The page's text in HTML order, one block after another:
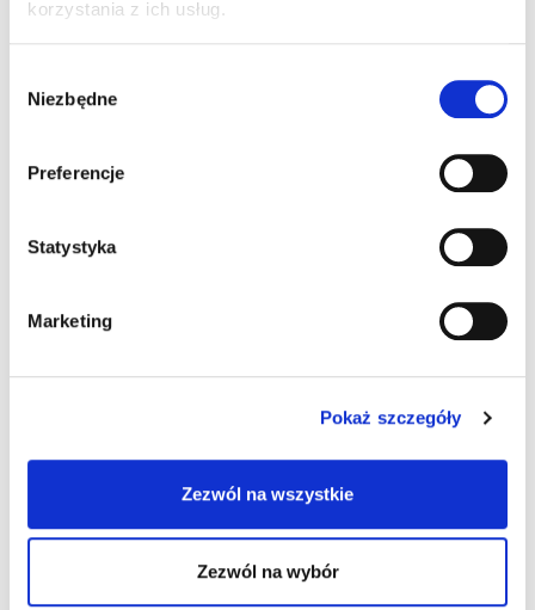
korzystania z ich usług.
zgody
Niezbędne
Preferencje
Statystyka
Marketing
Pokaż szczegóły
Zezwól na wszystkie
Zezwól na wybór
gospodarstwie domowym. Wykorzystuje się go
domowym. Kwasek cytrynowy w kuchni stosuje
zakwaszania potraw, jednak produkt ten ma
cytrynowego możemy również użyć, jeśli chcemy
środkiem odkamieniającym. Kwasek cytrynowy
ponieważ służy jako regulator kwasowości do
potraw. Jego postaci bezwonnej bardzo często
czyszczących, ponieważ ma działanie m.in.
wybielające. Można go użyć do wybielania czy
czyszczenia sztućców, do zmywarki czy do